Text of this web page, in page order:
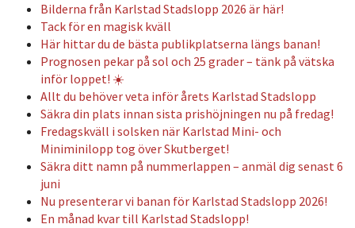
Bilderna från Karlstad Stadslopp 2026 är här!
Tack för en magisk kväll
Här hittar du de bästa publikplatserna längs banan!
Prognosen pekar på sol och 25 grader – tänk på vätska
inför loppet! ☀️
Allt du behöver veta inför årets Karlstad Stadslopp
Säkra din plats innan sista prishöjningen nu på fredag!
Fredagskväll i solsken när Karlstad Mini- och
Miniminilopp tog över Skutberget!
Säkra ditt namn på nummerlappen – anmäl dig senast 6
juni
Nu presenterar vi banan för Karlstad Stadslopp 2026!
En månad kvar till Karlstad Stadslopp!